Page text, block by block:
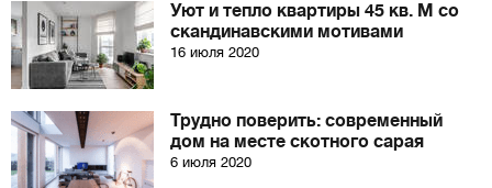
Уют и тепло квартиры 45 кв. М со
скандинавскими мотивами
16 июля 2020
Трудно поверить: современный
дом на месте скотного сарая
6 июля 2020